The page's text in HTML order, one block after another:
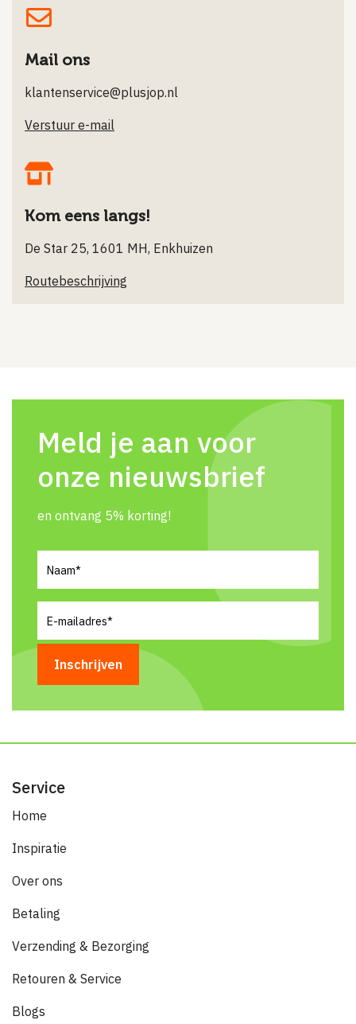
Mail ons
klantenservice@plusjop.nl
Verstuur e-mail
Kom eens langs!
De Star 25, 1601 MH, Enkhuizen
Routebeschrijving
Meld je aan voor
onze nieuwsbrief
en ontvang 5% korting!
mailadres(Vereist)
Service
Home
Inspiratie
Over ons
Betaling
Verzending & Bezorging
Retouren & Service
Blogs